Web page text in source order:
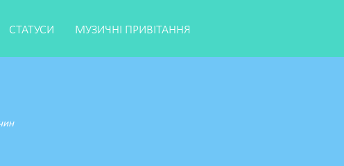
СТАТУСИ МУЗИЧНІ ПРИВІТАННЯ